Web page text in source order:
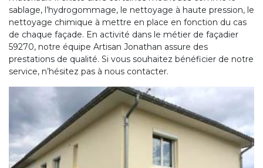
sablage, l’hydrogommage, le nettoyage à haute pression, le
nettoyage chimique à mettre en place en fonction du cas
de chaque façade. En activité dans le métier de façadier
59270, notre équipe Artisan Jonathan assure des
prestations de qualité. Si vous souhaitez bénéficier de notre
service, n’hésitez pas à nous contacter.